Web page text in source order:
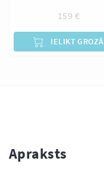
159 €
IELIKT GROZĀ
Apraksts